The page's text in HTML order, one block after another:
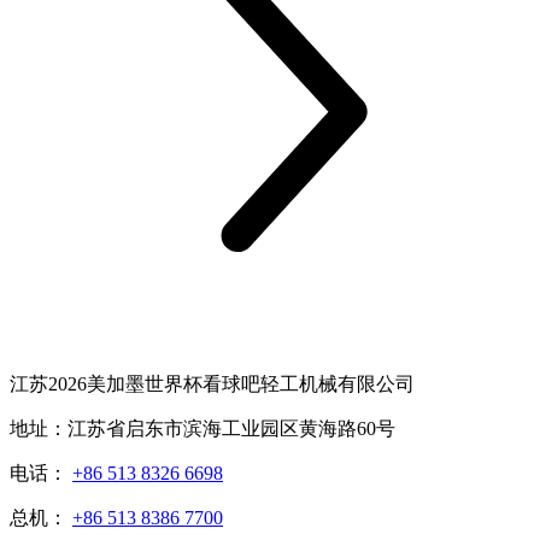
江苏2026美加墨世界杯看球吧轻工机械有限公司
地址：江苏省启东市滨海工业园区黄海路60号
电话： +86 513 8326 6698
总机： +86 513 8386 7700